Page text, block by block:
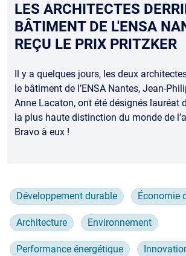
LES ARCHITECTES
BÂTIMENT DE L'ENSA
REÇU LE PRIX PRITZKER
Il y a quelques jours, les deux
le bâtiment de l’ENSA Nantes, Jean-
Anne Lacaton, ont été désignés lauréat
la plus haute distinction du monde de
Bravo à eux !
Développement durable Économie
Architecture Environnement
Performance énergétique